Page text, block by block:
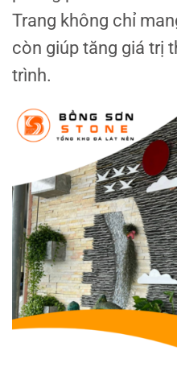
Trang không chỉ
còn giúp tăng giá trị
trình.